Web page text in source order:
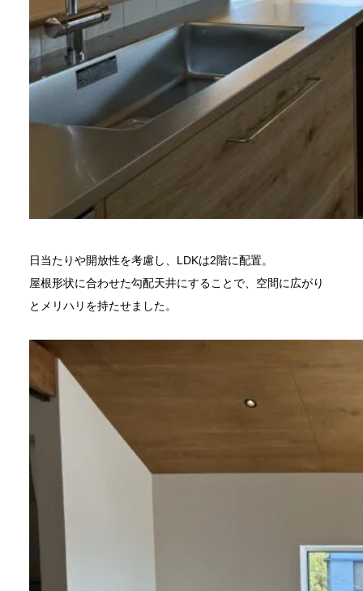
日当たりや開放性を考慮し、LDKは2階に配置。
屋根形状に合わせた勾配天井にすることで、空間に広がり
とメリハリを持たせました。